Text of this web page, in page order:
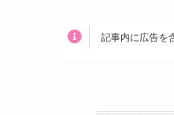
記事内に広告を含